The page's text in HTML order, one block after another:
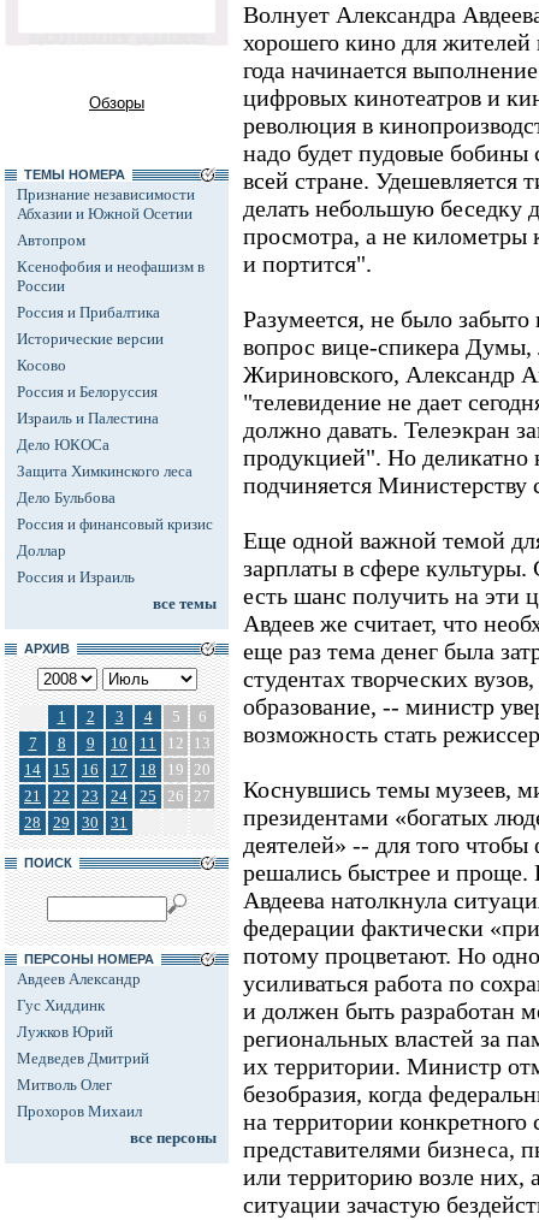
Обзоры
ТЕМЫ НОМЕРА
Признание независимости
Абхазии и Южной Осетии
Автопром
Ксенофобия и неофашизм в
России
Россия и Прибалтика
Исторические версии
Косово
Россия и Белоруссия
Израиль и Палестина
Дело ЮКОСа
Защита Химкинского леса
Дело Бульбова
Россия и финансовый кризис
Доллар
Россия и Израиль
все темы
АРХИВ
1 2 3 4 5
6
7
8 9 10 11 12
13
14
15 16 17 18 19 20
21
22 23 24 25 26 27
28
29 30 31
ПОИСК
ПЕРСОНЫ НОМЕРА
Авдеев Александр
Гус Хиддинк
Лужков Юрий
Медведев Дмитрий
Митволь Олег
Прохоров Михаил
все персоны
Волнует Александра
хорошего кино для
года начинается
цифровых кинотеатров и
революция в
надо будет пудовые
всей стране. Удешевляется
делать небольшую беседку
просмотра, а не километры
и портится".
Разумеется, не было
вопрос вице-спикера
Жириновского, Александр
"телевидение не дает
должно давать. Телеэкран
продукцией". Но
подчиняется Министерству
Еще одной важной темой
зарплаты в сфере
есть шанс получить на эти
Авдеев же считает, что
еще раз тема денег была
студентах творческих
образование, -- министр
возможность стать
Коснувшись темы музеев,
президентами «богатых
деятелей» -- для того
решались быстрее и проще.
Авдеева натолкнула
федерации фактически
потому процветают. Но
усиливаться работа по
и должен быть разработан
региональных властей за
их территории. Министр
безобразия, когда
на территории конкретного
представителями бизнеса,
или территорию возле них,
ситуации зачастую